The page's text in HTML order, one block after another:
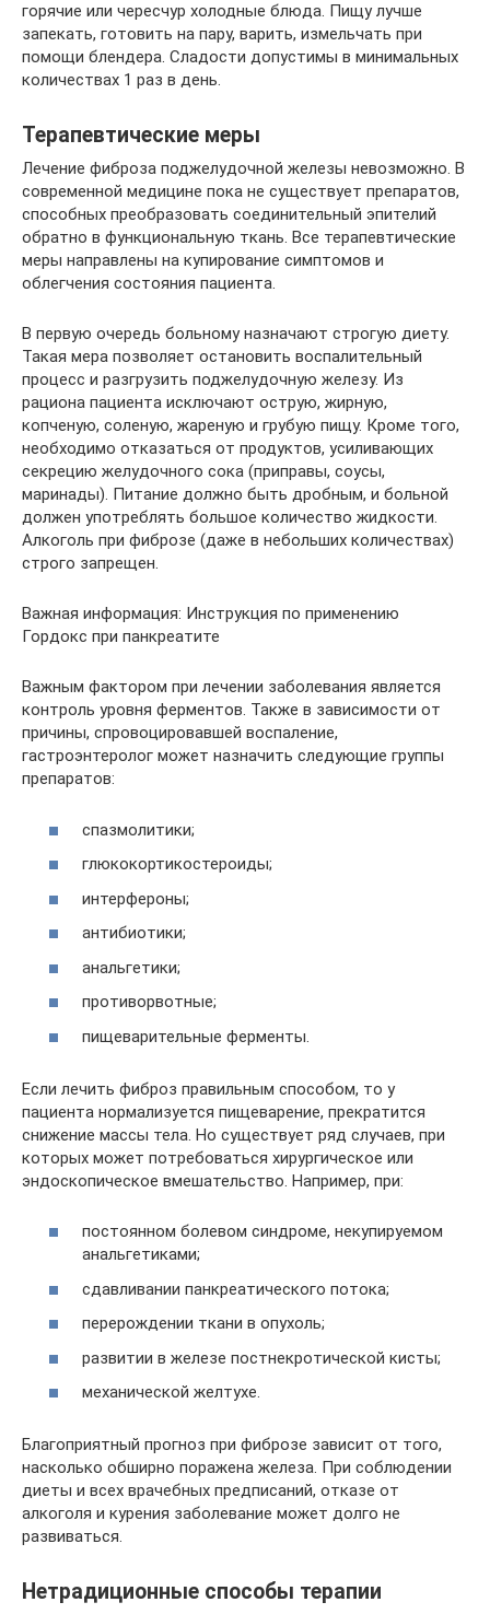
горячие или чересчур холодные блюда. Пищу лучше
запекать, готовить на пару, варить, измельчать при
помощи блендера. Сладости допустимы в минимальных
количествах 1 раз в день.
Терапевтические меры
Лечение фиброза поджелудочной железы невозможно. В
современной медицине пока не существует препаратов,
способных преобразовать соединительный эпителий
обратно в функциональную ткань. Все терапевтические
меры направлены на купирование симптомов и
облегчения состояния пациента.
В первую очередь больному назначают строгую диету.
Такая мера позволяет остановить воспалительный
процесс и разгрузить поджелудочную железу. Из
рациона пациента исключают острую, жирную,
копченую, соленую, жареную и грубую пищу. Кроме того,
необходимо отказаться от продуктов, усиливающих
секрецию желудочного сока (приправы, соусы,
маринады). Питание должно быть дробным, и больной
должен употреблять большое количество жидкости.
Алкоголь при фиброзе (даже в небольших количествах)
строго запрещен.
Важная информация: Инструкция по применению
Гордокс при панкреатите
Важным фактором при лечении заболевания является
контроль уровня ферментов. Также в зависимости от
причины, спровоцировавшей воспаление,
гастроэнтеролог может назначить следующие группы
препаратов:
спазмолитики;
глюкокортикостероиды;
интерфероны;
антибиотики;
анальгетики;
противорвотные;
пищеварительные ферменты.
Если лечить фиброз правильным способом, то у
пациента нормализуется пищеварение, прекратится
снижение массы тела. Но существует ряд случаев, при
которых может потребоваться хирургическое или
эндоскопическое вмешательство. Например, при:
постоянном болевом синдроме, некупируемом
анальгетиками;
сдавливании панкреатического потока;
перерождении ткани в опухоль;
развитии в железе постнекротической кисты;
механической желтухе.
Благоприятный прогноз при фиброзе зависит от того,
насколько обширно поражена железа. При соблюдении
диеты и всех врачебных предписаний, отказе от
алкоголя и курения заболевание может долго не
развиваться.
Нетрадиционные способы терапии